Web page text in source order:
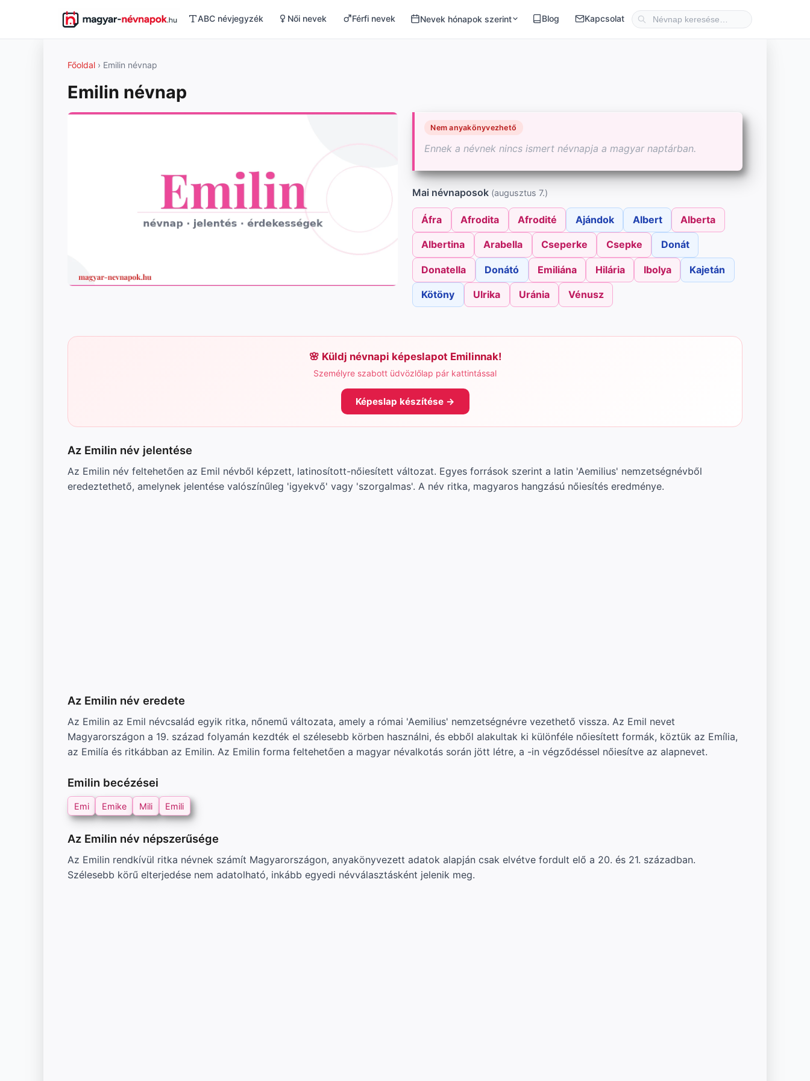
ABC névjegyzék Női nevek Férfi nevek Nevek hónapok szerint Blog Kapcsolat
Főoldal › Emilin névnap
Emilin névnap
Nem anyakönyvezhető
Ennek a névnek nincs ismert névnapja a magyar naptárban.
Mai névnaposok (augusztus 7.)
Áfra Afrodita Afrodité Ajándok Albert Alberta
Albertina Arabella Cseperke Csepke Donát
Donatella Donátó Emiliána Hilária Ibolya Kajetán
Kötöny Ulrika Uránia Vénusz
Küldj névnapi képeslapot Emilinnak!
Személyre szabott üdvözlőlap pár kattintással
Képeslap készítése →
Az Emilin név jelentése
Az Emilin név feltehetően az Emil névből képzett, latinosított-nőiesített változat. Egyes források szerint a latin 'Aemilius' nemzetségnévből
eredeztethető, amelynek jelentése valószínűleg 'igyekvő' vagy 'szorgalmas'. A név ritka, magyaros hangzású nőiesítés eredménye.
Az Emilin név eredete
Az Emilin az Emil névcsalád egyik ritka, nőnemű változata, amely a római 'Aemilius' nemzetségnévre vezethető vissza. Az Emil nevet
Magyarországon a 19. század folyamán kezdték el szélesebb körben használni, és ebből alakultak ki különféle nőiesített formák, köztük az Emília,
az Emilía és ritkábban az Emilin. Az Emilin forma feltehetően a magyar névalkotás során jött létre, a -in végződéssel nőiesítve az alapnevet.
Emilin becézései
Emi Emike Mili Emili
Az Emilin név népszerűsége
Az Emilin rendkívül ritka névnek számít Magyarországon, anyakönyvezett adatok alapján csak elvétve fordult elő a 20. és 21. században.
Szélesebb körű elterjedése nem adatolható, inkább egyedi névválasztásként jelenik meg.